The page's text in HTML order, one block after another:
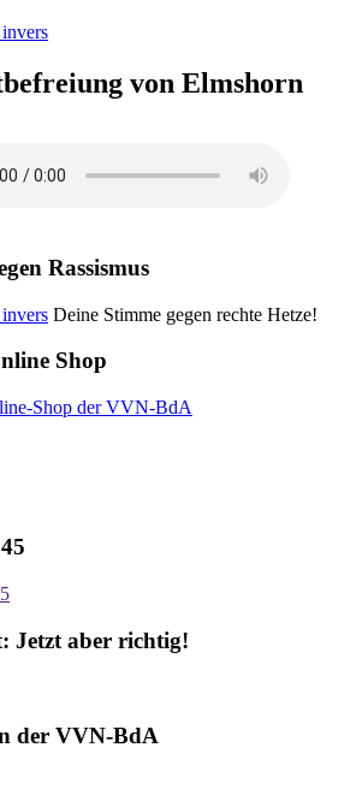
von Elmshorn
Rassismus
Deine Stimme gegen rechte Hetze!
Shop
Jetzt aber richtig!
der VVN-BdA